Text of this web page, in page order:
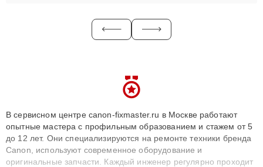
В сервисном центре canon-fixmaster.ru в Москве работают
опытные мастера с профильным образованием и стажем от 5
до 12 лет. Они специализируются на ремонте техники бренда
Canon, используют современное оборудование и
оригинальные запчасти. Каждый инженер регулярно проходит